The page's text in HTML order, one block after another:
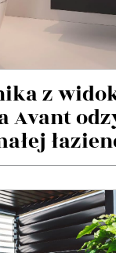
z
Avant